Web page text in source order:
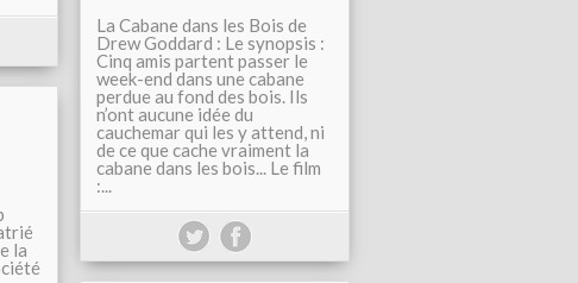
La Cabane dans les Bois de
Drew Goddard : Le synopsis :
Cinq amis partent passer le
week-end dans une cabane
perdue au fond des bois. Ils
n’ont aucune idée du
cauchemar qui les y attend, ni
de ce que cache vraiment la
cabane dans les bois... Le film
:...
la